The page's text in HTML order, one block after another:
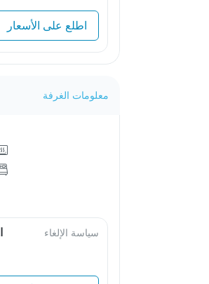
اطلع على الأسعار
معلومات الغرفة
سياسة الإلغاء